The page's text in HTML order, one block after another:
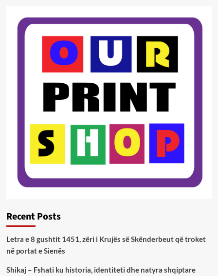
Recent Posts
Letra e 8 gushtit 1451, zëri i Krujës së Skënderbeut që troket
në portat e Sienës
Shikaj – Fshati ku historia, identiteti dhe natyra shqiptare